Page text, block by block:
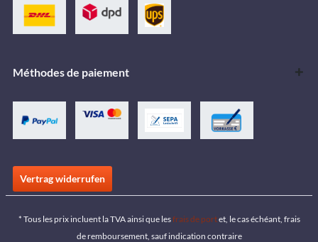
Méthodes de paiement
Vertrag widerrufen
* Tous les prix incluent la TVA ainsi que lesfrais de portet, le cas échéant, frais
de remboursement, sauf indication contraire